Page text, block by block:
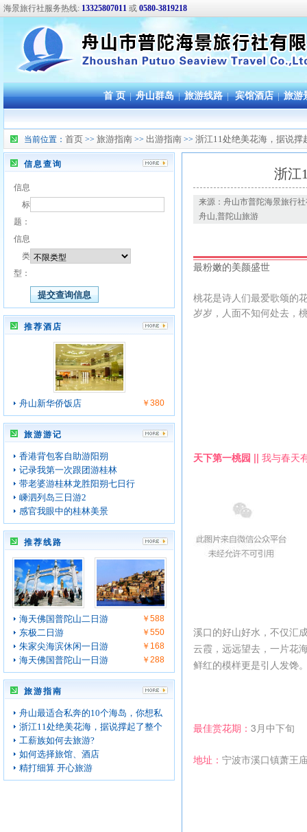
海景旅行社服务热线: 13325807011 或 0580-3819218
首 页 | 舟山群岛 | 旅游线路 | 宾馆酒店 | 旅游
当前位置： 首页 >> 旅游指南 >> 出游指南 >> 浙江11处绝美花海，据说撑
信息查询
信息
标
题：
信息
类
型：
推荐酒店
舟山新华侨饭店 ￥380
旅游游记
香港背包客自助游阳朔
记录我第一次跟团游桂林
带老婆游桂林龙胜阳朔七日行
嵊泗列岛三日游2
感官我眼中的桂林美景
推荐线路
海天佛国普陀山二日游 ￥588
东极二日游 ￥550
朱家尖海滨休闲一日游 ￥168
海天佛国普陀山一日游 ￥288
旅游指南
舟山最适合私奔的10个海岛，你想私
浙江11处绝美花海，据说撑起了整个
工薪族如何去旅游?
如何选择旅馆、酒店
精打细算 开心旅游
浙江
来源：舟山市普陀海景旅行
舟山,普陀山旅游
最粉嫩的美颜盛世
桃花是诗人们最爱歌颂的
岁岁，人面不知何处去，
天下第一桃园 || 我与春天
溪口的好山好水，不仅汇
云霞，远远望去，一片花
鲜红的模样更是引人发馋
最佳赏花期： 3月中下旬
地址： 宁波市溪口镇萧王